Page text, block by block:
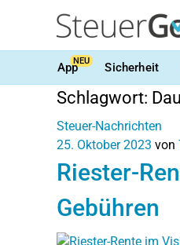
AppNEU Sicherheit
Schlagwort:
Steuer-Nachrichten
25. Oktober 2023 von
Riester-
Gebühren